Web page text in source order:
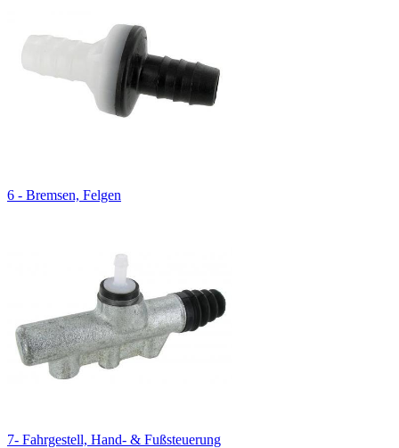
6 - Bremsen, Felgen
7- Fahrgestell, Hand- & Fußsteuerung